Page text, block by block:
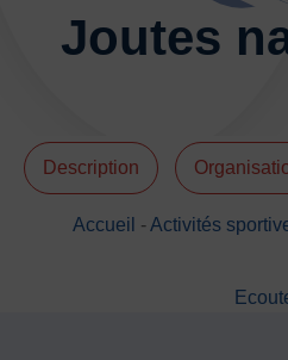
Fonctionnement
DÉVELOPPEMENT
Championnat de
Joutes
Description
Accueil -Activités